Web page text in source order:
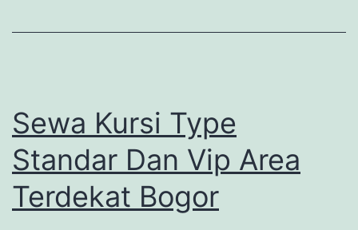
Sewa Kursi Type
Standar Dan Vip Area
Terdekat Bogor